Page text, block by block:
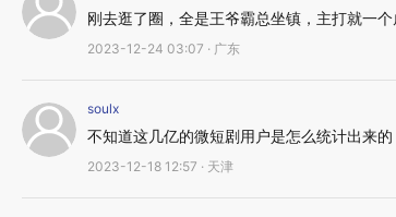
刚去逛了圈，全是王爷霸总坐镇，主打就一个
2023-12-24 03:07 · 广东
soulx
不知道这几亿的微短剧用户是怎么统计出来的
2023-12-18 12:57 · 天津